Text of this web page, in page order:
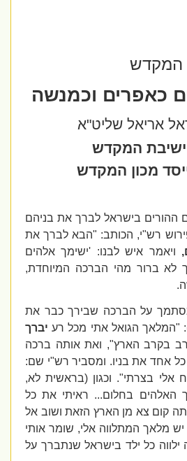
המקדש
כאפרים וכמנשה
אריאל שליט"א
המקדש
מכון המקדש
ההורים בישראל לברך את בניהם
רש"י, הכותב: "הבא לברך את
איש לבנו: 'ישימך אלהים
ברור מהי הברכה המיוחדת,
על הברכה שבירך כבר את
המלאך הגואל אתי מכל רעיברך
בקרב הארץ", ואת אותה ברכה
אחד את בניו. ומסביררש"ישם:
בצרתי". וכגון (בראשית לא,
האלהים בחלום... ראיתי את כל
קום צא מן הארץ הזאת ושוב אל
מלאך המתלווה אלי, שומר אותי
כל ילד בישראל שנתברך על